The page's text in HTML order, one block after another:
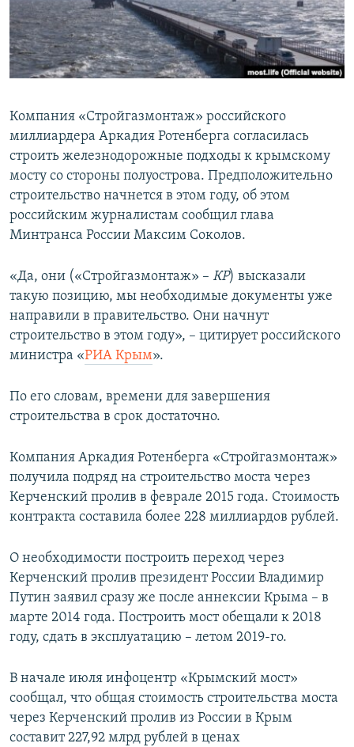
ПОБЕДИТЕЛЕЙ НЕ СУДЯТ?
КРЫМ.НЕПОКОРЕННЫЙ
ELIFBE
ПРИСОЕДИНЯЙТЕСЬ!
Все сайты RFE/RL
Компания «Стройгазмонтаж» российского
миллиардера Аркадия Ротенберга согласилась
строить железнодорожные подходы к крымскому
мосту со стороны полуострова. Предположительно
строительство начнется в этом году, об этом
российским журналистам сообщил глава
Минтранса России Максим Соколов.
«Да, они («Стройгазмонтаж» – КР) высказали
такую позицию, мы необходимые документы уже
направили в правительство. Они начнут
строительство в этом году», – цитирует российского
министра «РИА Крым».
По его словам, времени для завершения
строительства в срок достаточно.
Компания Аркадия Ротенберга «Стройгазмонтаж»
получила подряд на строительство моста через
Керченский пролив в феврале 2015 года. Стоимость
контракта составила более 228 миллиардов рублей.
О необходимости построить переход через
Керченский пролив президент России Владимир
Путин заявил сразу же после аннексии Крыма – в
марте 2014 года. Построить мост обещали к 2018
году, сдать в эксплуатацию – летом 2019-го.
В начале июля инфоцентр «Крымский мост»
сообщал, что общая стоимость строительства моста
через Керченский пролив из России в Крым
составит 227,92 млрд рублей в ценах